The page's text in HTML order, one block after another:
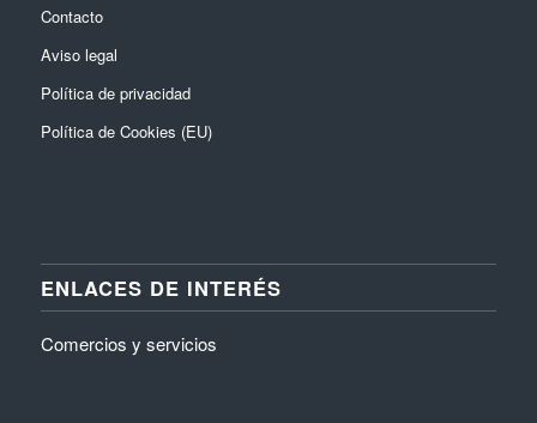
Contacto
Aviso legal
Política de privacidad
Política de Cookies (EU)
ENLACES DE INTERÉS
Comercios y servicios